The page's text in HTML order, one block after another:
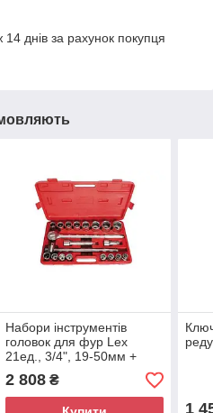
днів за рахунок покупця
Набори інструментів
головок для фур Lex
21ед., 3/4", 19-50мм +
тріскачка з подовжувачем
6-ти гранні
2 808₴
1